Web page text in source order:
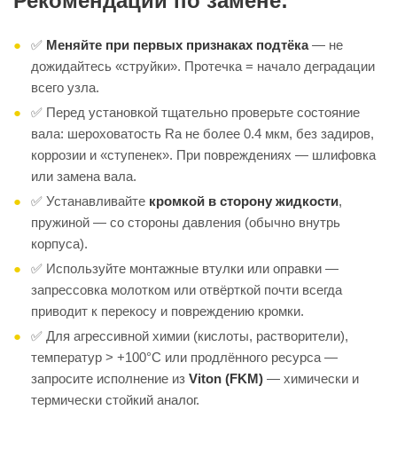
✅ Меняйте при первых признаках подтёка— не
дожидайтесь «струйки». Протечка = начало деградации
всего узла.
✅ Перед установкой тщательно проверьте состояние
вала: шероховатость Ra не более 0.4 мкм, без задиров,
коррозии и «ступенек». При повреждениях — шлифовка
или замена вала.
✅ Устанавливайте кромкой в сторону жидкости,
пружиной — со стороны давления (обычно внутрь
корпуса).
✅ Используйте монтажные втулки или оправки —
запрессовка молотком или отвёрткой почти всегда
приводит к перекосу и повреждению кромки.
✅ Для агрессивной химии (кислоты, растворители),
температур > +100°C или продлённого ресурса —
запросите исполнение из Viton (FKM) — химически и
термически стойкий аналог.